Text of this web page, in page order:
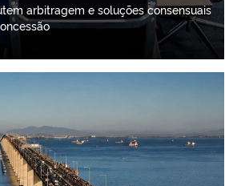
arbitragem e soluções consensuais